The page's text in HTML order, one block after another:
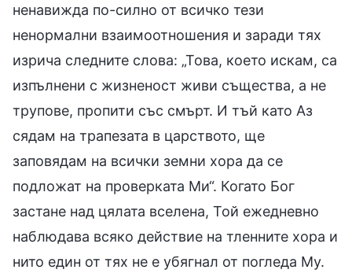
ненавижда по-силно от всичко тези
ненормални взаимоотношения и заради тях
изрича следните слова: „Това, което искам, са
изпълнени с жизненост живи същества, а не
трупове, пропити със смърт. И тъй като Аз
сядам на трапезата в царството, ще
заповядам на всички земни хора да се
подложат на проверката Ми“. Когато Бог
застане над цялата вселена, Той ежедневно
наблюдава всяко действие на тленните хора и
нито един от тях не е убягнал от погледа Му.